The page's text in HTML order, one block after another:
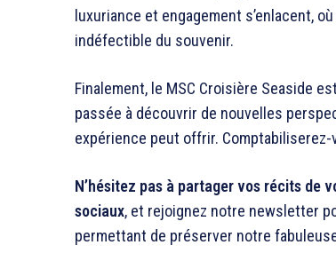
luxuriance et engagement s’enlacent,
indéfectible du souvenir.
Finalement, le MSC Croisière Seaside
passée à découvrir de nouvelles
expérience peut offrir.
N’hésitez pas à partager vos récits de
sociaux, et rejoignez notre newsletter
permettant de préserver notre